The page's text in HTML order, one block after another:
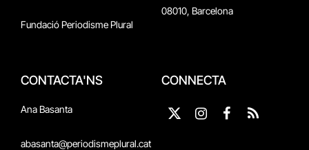
Fundació Periodisme Plural
08010, Barcelona
CONTACTA'NS
Ana Basanta
abasanta@periodismeplural.cat
CONNECTA
X
InstagramFacebook
RSS